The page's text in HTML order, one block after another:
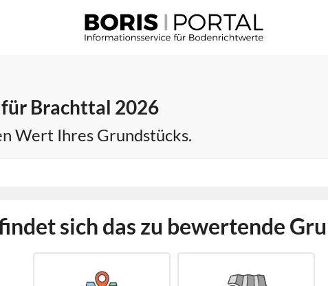
Brachttal 2026
Wert Ihres Grundstücks.
sich das zu bewertende